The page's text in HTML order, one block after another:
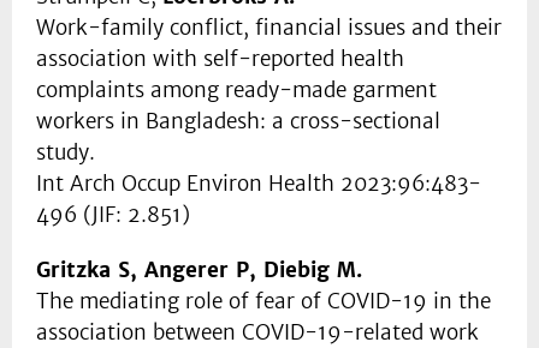
Work-family conflict, financial issues and their
association with self-reported health
complaints among ready-made garment
workers in Bangladesh: a cross-sectional
study.
Int Arch Occup Environ Health 2023:96:483-
496 (JIF: 2.851)
Gritzka S, Angerer P, Diebig M.
The mediating role of fear of COVID-19 in the
association between COVID-19-related work